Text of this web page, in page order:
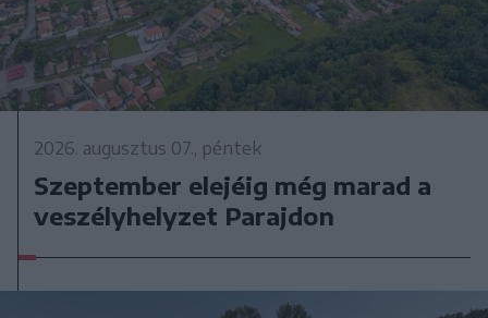
2026. augusztus 07., péntek
Szeptember elejéig még marad a
veszélyhelyzet Parajdon